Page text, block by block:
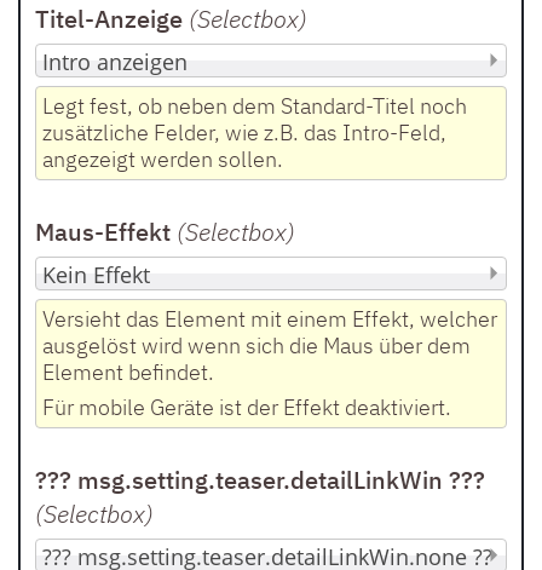
Titel-Anzeige (Selectbox)
Legt fest, ob neben dem Standard-Titel noch
zusätzliche Felder, wie z.B. das Intro-Feld,
angezeigt werden sollen.
Maus-Effekt (Selectbox)
Versieht das Element mit einem Effekt, welcher
ausgelöst wird wenn sich die Maus über dem
Element befindet.
Für mobile Geräte ist der Effekt deaktiviert.
??? msg.setting.teaser.detailLinkWin ???
(Selectbox)